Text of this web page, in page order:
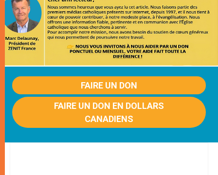
FAIRE UN DON
FAIRE UN DON EN DOLLARS
CANADIENS